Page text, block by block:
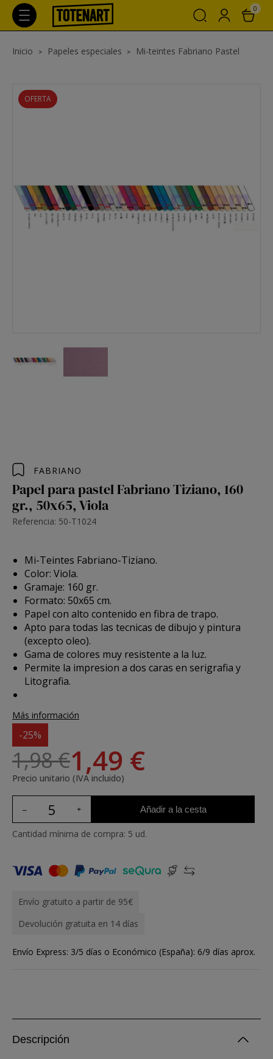
0
Inicio Papeles especiales Mi-teintes Fabriano Pastel
OFERTA
FABRIANO
Papel para pastel Fabriano Tiziano, 160
gr., 50x65, Viola
Referencia: 50-T1024
Mi-Teintes Fabriano-Tiziano.
Color: Viola.
Gramaje: 160 gr.
Formato: 50x65 cm.
Papel con alto contenido en fibra de trapo.
Apto para todas las tecnicas de dibujo y pintura
(excepto oleo).
Gama de colores muy resistente a la luz.
Permite la impresion a dos caras en serigrafia y
Litografia.
Más información
-25%
1,98 €1,49 €
Precio unitario (IVA incluido)
Añadir a la cesta
Cantidad mínima de compra: 5 ud.
Envío gratuito a partir de 95€
Devolución gratuita en 14 días
Envío Express: 3/5 días o Económico (España): 6/9 días aprox.
Descripción